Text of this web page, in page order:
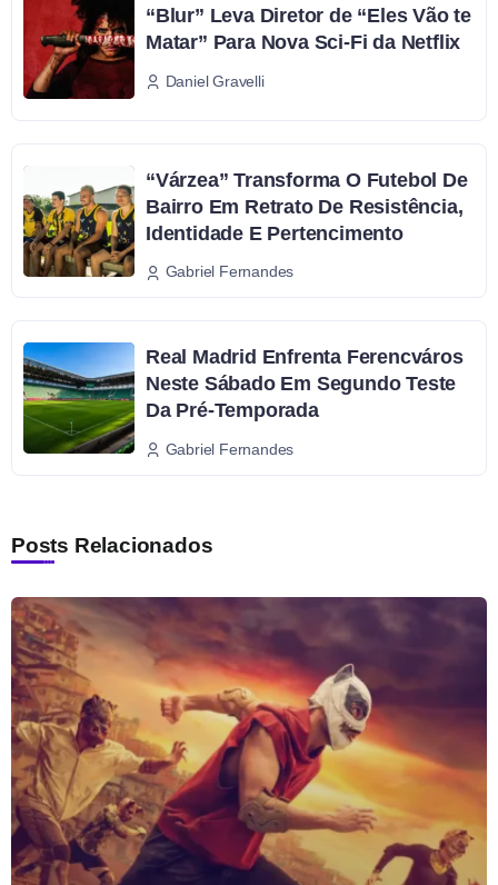
“Blur” Leva Diretor de “Eles Vão te
Matar” Para Nova Sci-Fi da Netflix
Daniel Gravelli
“Várzea” Transforma O Futebol De
Bairro Em Retrato De Resistência,
Identidade E Pertencimento
Gabriel Fernandes
Real Madrid Enfrenta Ferencváros
Neste Sábado Em Segundo Teste
Da Pré-Temporada
Gabriel Fernandes
Posts Relacionados